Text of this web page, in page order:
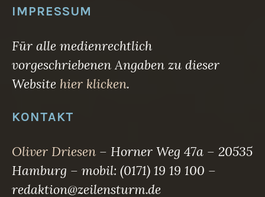
IMPRESSUM
Für alle medienrechtlich
vorgeschriebenen Angaben zu dieser
Website hier klicken.
KONTAKT
Oliver Driesen – Horner Weg 47a – 20535
Hamburg – mobil: (0171) 19 19 100 –
redaktion@zeilensturm.de